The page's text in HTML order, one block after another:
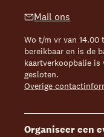
Mail ons
Wo t/m vr van 14.00
bereikbaar en is de
kaartverkoopbalie
gesloten.
Overige
Organiseer een